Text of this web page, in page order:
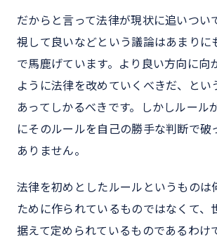
だからと言って法律が現状に追いつい
視して良いなどという議論はあまりに
で馬鹿げています。より良い方向に向
ように法律を改めていくべきだ、とい
あってしかるべきです。しかしルール
にそのルールを自己の勝手な判断で破
ありません。
法律を初めとしたルールというものは
ために作られているものではなくて、
据えて定められているものであるわけ